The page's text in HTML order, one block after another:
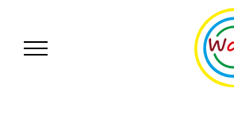
springen